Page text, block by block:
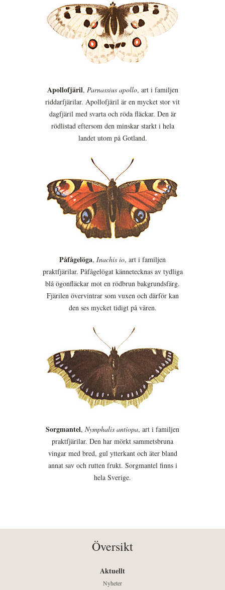
Apollofjäril, Parnassius apollo, art i familjen
riddarfjärilar. Apollofjäril är en mycket stor vit
dagfjäril med svarta och röda fläckar. Den är
rödlistad eftersom den minskar starkt i hela
landet utom på Gotland.
Påfågelöga, Inachis io, art i familjen
praktfjärilar. Påfågelögat kännetecknas av tydliga
blå ögonfläckar mot en rödbrun bakgrundsfärg.
Fjärilen övervintrar som vuxen och därför kan
den ses mycket tidigt på våren.
Sorgmantel, Nymphalis antiopa, art i familjen
praktfjärilar. Den har mörkt sammetsbruna
vingar med bred, gul ytterkant och äter bland
annat sav och rutten frukt. Sorgmantel finns i
hela Sverige.
Översikt
Aktuellt
Nyheter